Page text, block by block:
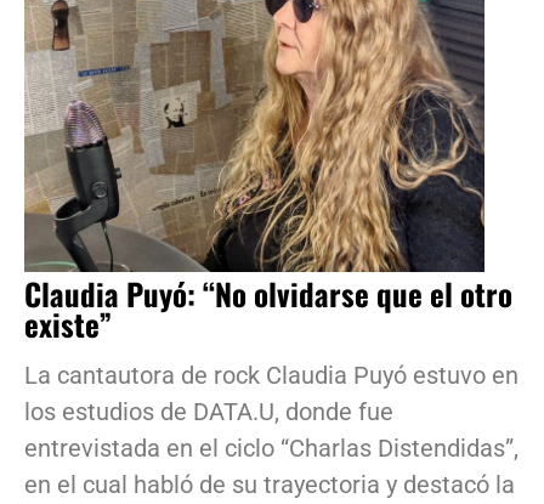
Claudia Puyó: “No olvidarse que el otro
existe”
La cantautora de rock Claudia Puyó estuvo en
los estudios de DATA.U, donde fue
entrevistada en el ciclo “Charlas Distendidas”,
en el cual habló de su trayectoria y destacó la